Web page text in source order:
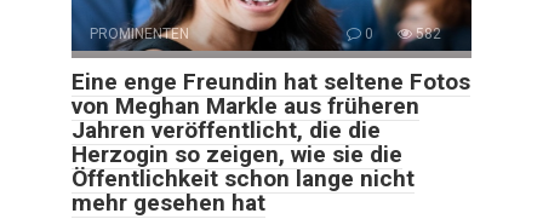
PROMINENTEN 0 582
Eine enge Freundin hat seltene Fotos
von Meghan Markle aus früheren
Jahren veröffentlicht, die die
Herzogin so zeigen, wie sie die
Öffentlichkeit schon lange nicht
mehr gesehen hat